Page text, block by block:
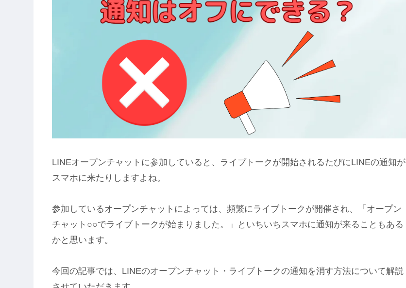
LINEオープンチャットに参加していると、ライブトークが開始されるたびにLINEの通知が
スマホに来たりしますよね。
参加しているオープンチャットによっては、頻繁にライブトークが開催され、「オープン
チャット○○でライブトークが始まりました。」といちいちスマホに通知が来ることもある
かと思います。
今回の記事では、LINEのオープンチャット・ライブトークの通知を消す方法について解説